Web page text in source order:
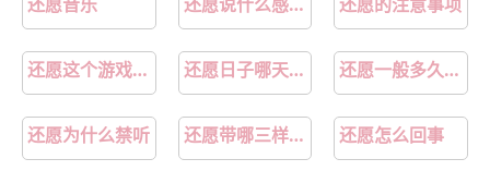
第9章：拒绝 第10章：巧遇
第11章：谎言 第12章：吵闹
还愿这个游戏怎么回事 还愿日子哪天最好2025年 还愿一般多久之内
还愿为什么禁听 还愿带哪三样水果 还愿怎么回事